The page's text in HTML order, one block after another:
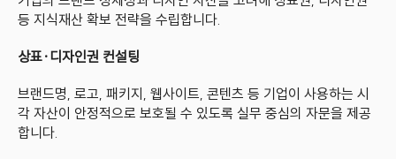
등 지식재산 확보 전략을 수립합니다.
상표·디자인권 컨설팅
브랜드명, 로고, 패키지, 웹사이트, 콘텐츠 등 기업이 사용하는 시
각 자산이 안정적으로 보호될 수 있도록 실무 중심의 자문을 제공
합니다.